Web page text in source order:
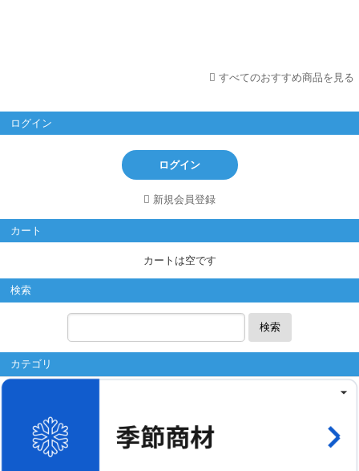
すべてのおすすめ商品を見る
ログイン
ログイン
新規会員登録
カート
カートは空です
検索
検索
カテゴリ